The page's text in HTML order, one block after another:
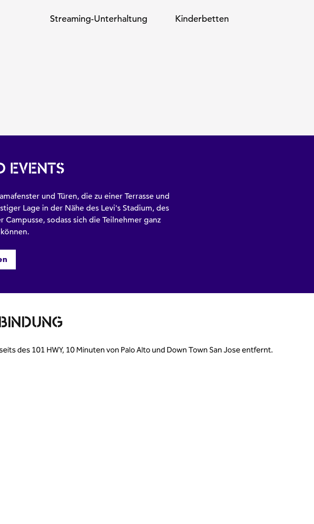
Streaming-Unterhaltung Kinderbetten
EVENTS
und Türen, die zu einer Terrasse und
Lage in der Nähe des Levi's Stadium, des
sodass sich die Teilnehmer ganz
des 101 HWY, 10 Minuten von Palo Alto und Down Town San Jose entfernt.